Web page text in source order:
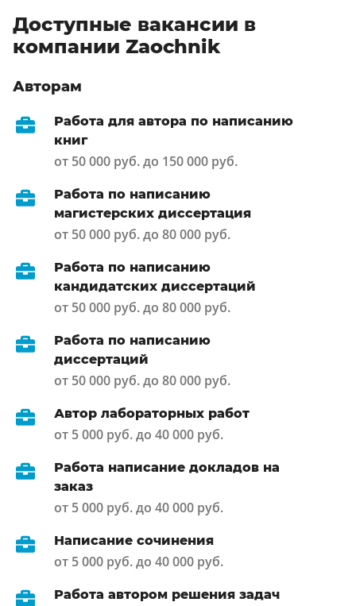
Доступные вакансии в
компании Zaochnik
Авторам
Работа для автора по написанию
книг
от 50 000 руб. до 150 000 руб.
Работа по написанию
магистерских диссертация
от 50 000 руб. до 80 000 руб.
Работа по написанию
кандидатских диссертаций
от 50 000 руб. до 80 000 руб.
Работа по написанию
диссертаций
от 50 000 руб. до 80 000 руб.
Автор лабораторных работ
от 5 000 руб. до 40 000 руб.
Работа написание докладов на
заказ
от 5 000 руб. до 40 000 руб.
Написание сочинения
от 5 000 руб. до 40 000 руб.
Работа автором решения задач